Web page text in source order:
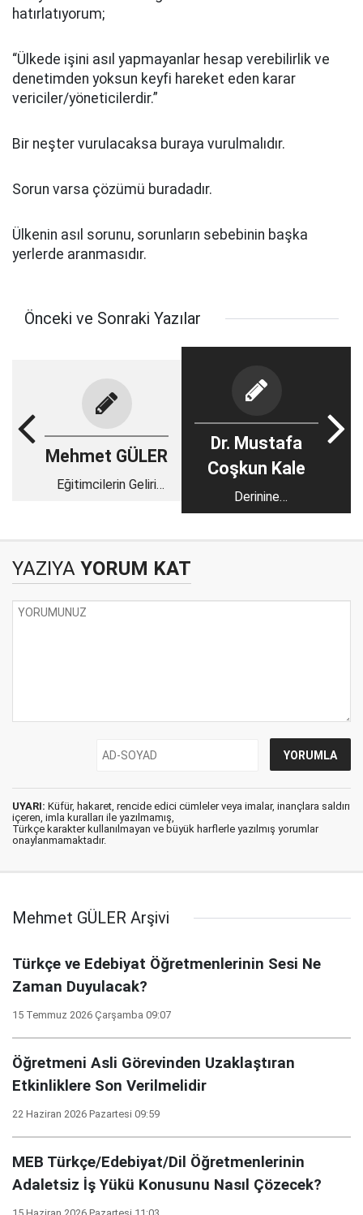
hatırlatıyorum;
“Ülkede işini asıl yapmayanlar hesap verebilirlik ve
denetimden yoksun keyfi hareket eden karar
vericiler/yöneticilerdir.”
Bir neşter vurulacaksa buraya vurulmalıdır.
Sorun varsa çözümü buradadır.
Ülkenin asıl sorunu, sorunların sebebinin başka
yerlerde aranmasıdır.
Önceki ve Sonraki Yazılar
Mehmet GÜLER
Eğitimcilerin Geliri
Dr. Mustafa
Coşkun Kale
Derinine
Düşünebilmek
YAZIYA YORUM KAT
UYARI: Küfür, hakaret, rencide edici cümleler veya imalar, inançlara saldırı
içeren, imla kuralları ile yazılmamış,
Türkçe karakter kullanılmayan ve büyük harflerle yazılmış yorumlar
onaylanmamaktadır.
Mehmet GÜLER Arşivi
Türkçe ve Edebiyat Öğretmenlerinin Sesi Ne
Zaman Duyulacak?
15 Temmuz 2026 Çarşamba 09:07
Öğretmeni Asli Görevinden Uzaklaştıran
Etkinliklere Son Verilmelidir
22 Haziran 2026 Pazartesi 09:59
MEB Türkçe/Edebiyat/Dil Öğretmenlerinin
Adaletsiz İş Yükü Konusunu Nasıl Çözecek?